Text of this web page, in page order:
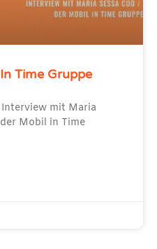
Time Gruppe
mit Maria
der Mobil in Time